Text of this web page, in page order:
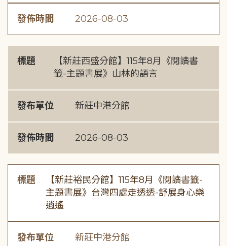
發佈時間 2026-08-03
標題
【新莊西盛分館】115年8月《閱讀書
籤-主題書展》山林的語言
發布單位 新莊中港分館
發佈時間 2026-08-03
標題
【新莊裕民分館】115年8月《閱讀書籤-
主題書展》台灣四處走透透-舒展身心樂
逍遙
發布單位 新莊中港分館